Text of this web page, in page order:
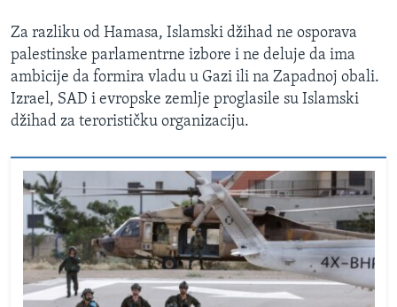
Za razliku od Hamasa, Islamski džihad ne osporava
palestinske parlamentrne izbore i ne deluje da ima
ambicije da formira vladu u Gazi ili na Zapadnoj obali.
Izrael, SAD i evropske zemlje proglasile su Islamski
džihad za terorističku organizaciju.